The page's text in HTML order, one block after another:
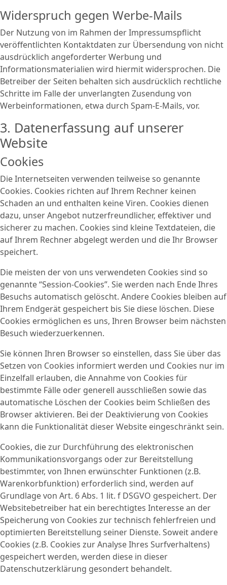
Widerspruch gegen Werbe-Mails
Der Nutzung von im Rahmen der Impressumspflicht
veröffentlichten Kontaktdaten zur Übersendung von nicht
ausdrücklich angeforderter Werbung und
Informationsmaterialien wird hiermit widersprochen. Die
Betreiber der Seiten behalten sich ausdrücklich rechtliche
Schritte im Falle der unverlangten Zusendung von
Werbeinformationen, etwa durch Spam-E-Mails, vor.
3. Datenerfassung auf unserer
Website
Cookies
Die Internetseiten verwenden teilweise so genannte
Cookies. Cookies richten auf Ihrem Rechner keinen
Schaden an und enthalten keine Viren. Cookies dienen
dazu, unser Angebot nutzerfreundlicher, effektiver und
sicherer zu machen. Cookies sind kleine Textdateien, die
auf Ihrem Rechner abgelegt werden und die Ihr Browser
speichert.
Die meisten der von uns verwendeten Cookies sind so
genannte “Session-Cookies”. Sie werden nach Ende Ihres
Besuchs automatisch gelöscht. Andere Cookies bleiben auf
Ihrem Endgerät gespeichert bis Sie diese löschen. Diese
Cookies ermöglichen es uns, Ihren Browser beim nächsten
Besuch wiederzuerkennen.
Sie können Ihren Browser so einstellen, dass Sie über das
Setzen von Cookies informiert werden und Cookies nur im
Einzelfall erlauben, die Annahme von Cookies für
bestimmte Fälle oder generell ausschließen sowie das
automatische Löschen der Cookies beim Schließen des
Browser aktivieren. Bei der Deaktivierung von Cookies
kann die Funktionalität dieser Website eingeschränkt sein.
Cookies, die zur Durchführung des elektronischen
Kommunikationsvorgangs oder zur Bereitstellung
bestimmter, von Ihnen erwünschter Funktionen (z.B.
Warenkorbfunktion) erforderlich sind, werden auf
Grundlage von Art. 6 Abs. 1 lit. f DSGVO gespeichert. Der
Websitebetreiber hat ein berechtigtes Interesse an der
Speicherung von Cookies zur technisch fehlerfreien und
optimierten Bereitstellung seiner Dienste. Soweit andere
Cookies (z.B. Cookies zur Analyse Ihres Surfverhaltens)
gespeichert werden, werden diese in dieser
Datenschutzerklärung gesondert behandelt.